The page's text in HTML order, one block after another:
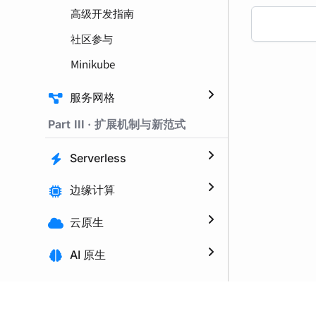
高级开发指南
社区参与
Minikube
服务网格
Part III · 扩展机制与新范式
Serverless
边缘计算
云原生
AI 原生